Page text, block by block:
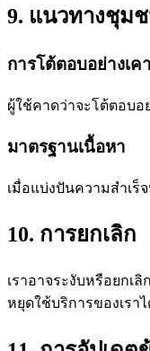
9. แนวทางชุม
การโต้ตอบอย่างเค
ผู้ใช้คาดว่าจะโต้ตอบ
มาตรฐานเนื้อหา
เมื่อแบ่งปันความสำเ
10. การยกเลิก
เราอาจระงับหรือยก
หยุดใช้บริการของเรา